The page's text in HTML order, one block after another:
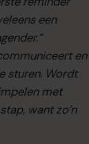
een
en
sturen. Wordt
met
want zo’n